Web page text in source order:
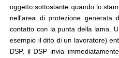
oggetto sottostante quando lo
nell'area di protezione generata
contatto con la punta della lama.
esempio il dito di un lavoratore)
DSP, il DSP invia